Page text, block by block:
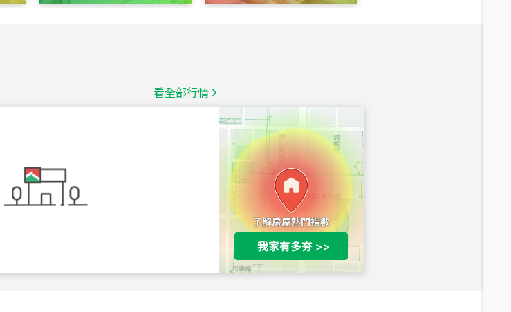
看全部行情
台北市中山區長春路
總價
1,020萬
總價
490萬
新竹市新竹市慈祥路
總價
1,808萬